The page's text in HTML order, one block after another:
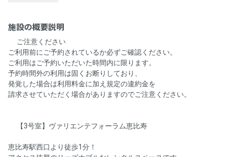
施設の概要説明
⚠️ご注意ください⚠️
ご利用前にご予約されているか必ずご確認ください。
ご利用はご予約いただいた時間内に限ります。
予約時間外の利用は固くお断りしており、
発覚した場合は利用料金に加え規定の違約金を
請求させていただく場合がありますのでご注意ください。
🧑‍💻【3号室】ヴァリエンテフォーラム恵比寿👩‍💻
恵比寿駅西口より徒歩1分！